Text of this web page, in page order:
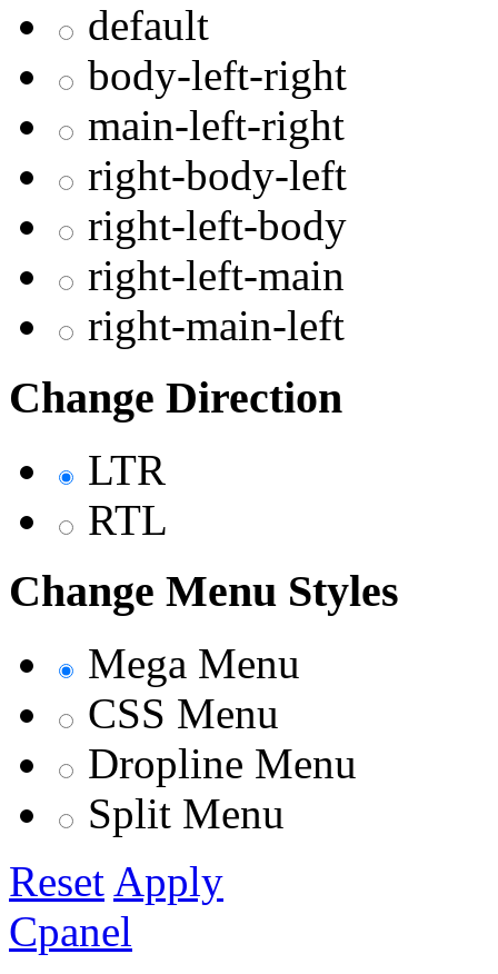
default
body-left-right
main-left-right
right-body-left
right-left-body
right-left-main
right-main-left
Change Direction
LTR
RTL
Change Menu Styles
Mega Menu
CSS Menu
Dropline Menu
Split Menu
Reset Apply
Cpanel